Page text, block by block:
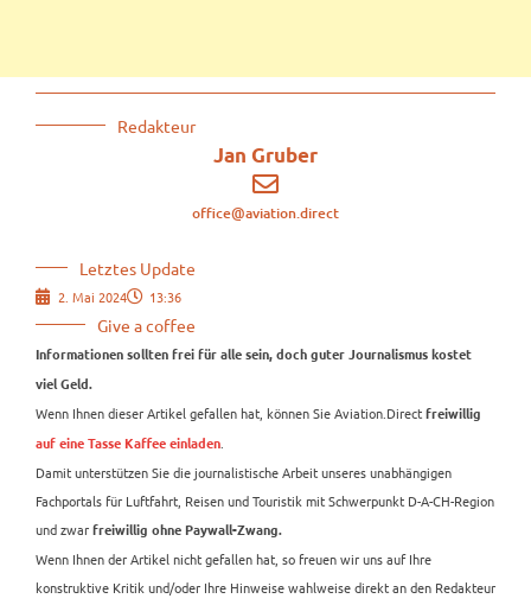
Redakteur
Jan Gruber
office@aviation.direct
Letztes Update
2. Mai 2024 13:36
Give a coffee
Informationen sollten frei für alle sein, doch guter Journalismus kostet
viel Geld.
Wenn Ihnen dieser Artikel gefallen hat, können Sie Aviation.Direct freiwillig
auf eine Tasse Kaffee einladen
Damit unterstützen Sie die journalistische Arbeit unseres unabhängigen
Fachportals für Luftfahrt, Reisen und Touristik mit Schwerpunkt D-A-CH-Region
und zwar freiwillig ohne Paywall-Zwang.
Wenn Ihnen der Artikel nicht gefallen hat, so freuen wir uns auf Ihre
konstruktive Kritik und/oder Ihre Hinweise wahlweise direkt an den Redakteur